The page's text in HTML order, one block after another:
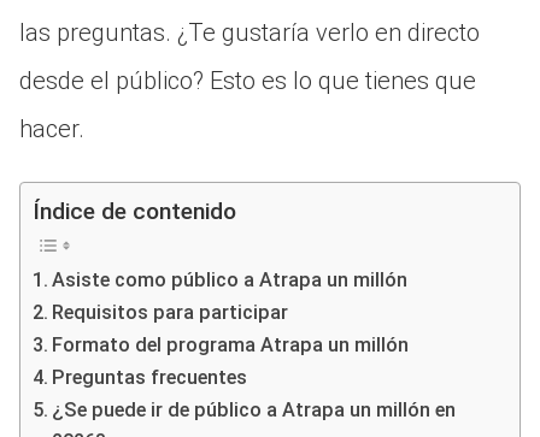
las preguntas. ¿Te gustaría verlo en directo
desde el público? Esto es lo que tienes que
hacer.
Índice de contenido
Asiste como público a Atrapa un millón
Requisitos para participar
Formato del programa Atrapa un millón
Preguntas frecuentes
¿Se puede ir de público a Atrapa un millón en